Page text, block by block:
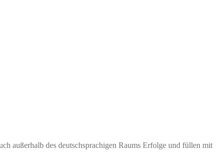
außerhalb des deutschsprachigen Raums Erfolge und füllen mit